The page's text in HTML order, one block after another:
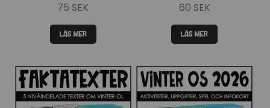
75 SEK
LÄS MER
60 SEK
LÄS MER